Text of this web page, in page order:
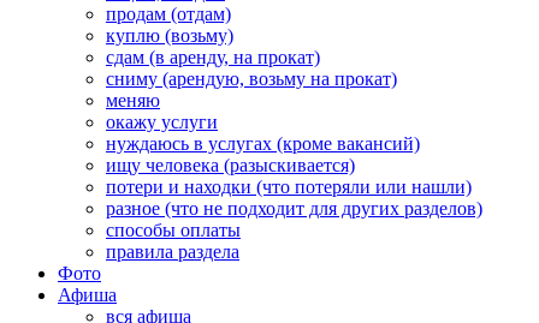
продам (отдам)
куплю (возьму)
сдам (в аренду, на прокат)
сниму (арендую, возьму на прокат)
меняю
окажу услуги
нуждаюсь в услугах (кроме вакансий)
ищу человека (разыскивается)
потери и находки (что потеряли или нашли)
разное (что не подходит для других разделов)
способы оплаты
правила раздела
Фото
Афиша
вся афиша